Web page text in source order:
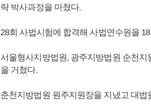
략 박사과정을 마쳤다.
28회 사법시험에 합격해 사법연수원을
서울형사지방법원, 광주지방법원 순천
을 거쳤다.
춘천지방법원 원주지원장을 지냈고 대